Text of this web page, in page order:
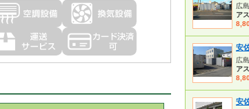
広
ア
安
広
ア
安